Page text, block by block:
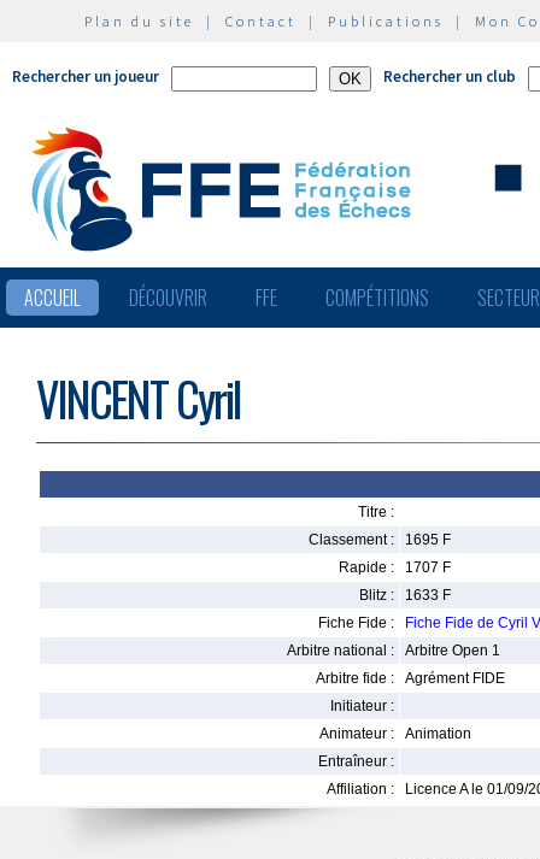
Plan du site | Contact | Publications | Mon
Rechercher un joueur Rechercher un club
ACCUEIL DÉCOUVRIR FFE COMPÉTITIONS
VINCENT Cyril
Titre :
Classement :
1695 F
Rapide :
1707 F
Blitz :
1633 F
Fiche Fide :
Fiche Fide de Cyril
Arbitre national :
Arbitre Open 1
Arbitre fide :
Agrément FIDE
Initiateur :
Animateur :
Animation
Entraîneur :
Affiliation :
Licence A le 01/09/